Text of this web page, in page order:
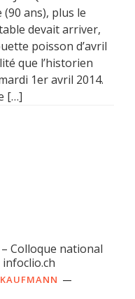
(90 ans), plus le
devait arriver,
poisson d’avril
que l’historien
1er avril 2014.
[…]
Colloque national